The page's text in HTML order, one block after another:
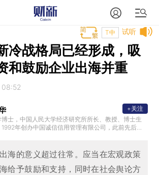
试听
T中
冷战格局已经形成，吸
和鼓励企业出海并重
博士，中国人民大学经济研究所所长、教授、博士生
1992年创办中国诚信信用管理有限公司，此前先后在
，中诚信国际信用评级有限公司首席经济学家。
+关注
海的意义超过往常。应当在宏观政策
给予鼓励和支持，同时在社会舆论方